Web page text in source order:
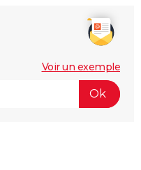
Voir un exemple